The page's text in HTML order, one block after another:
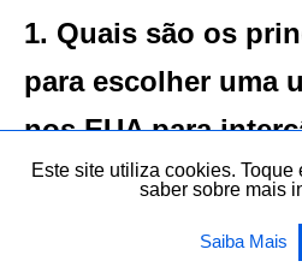
1. Quais são os
para escolher uma
nos EUA para
Os principais critérios
infraestrutura, localização
Este site utiliza cookies.
saber sobre mais
Saiba Mais